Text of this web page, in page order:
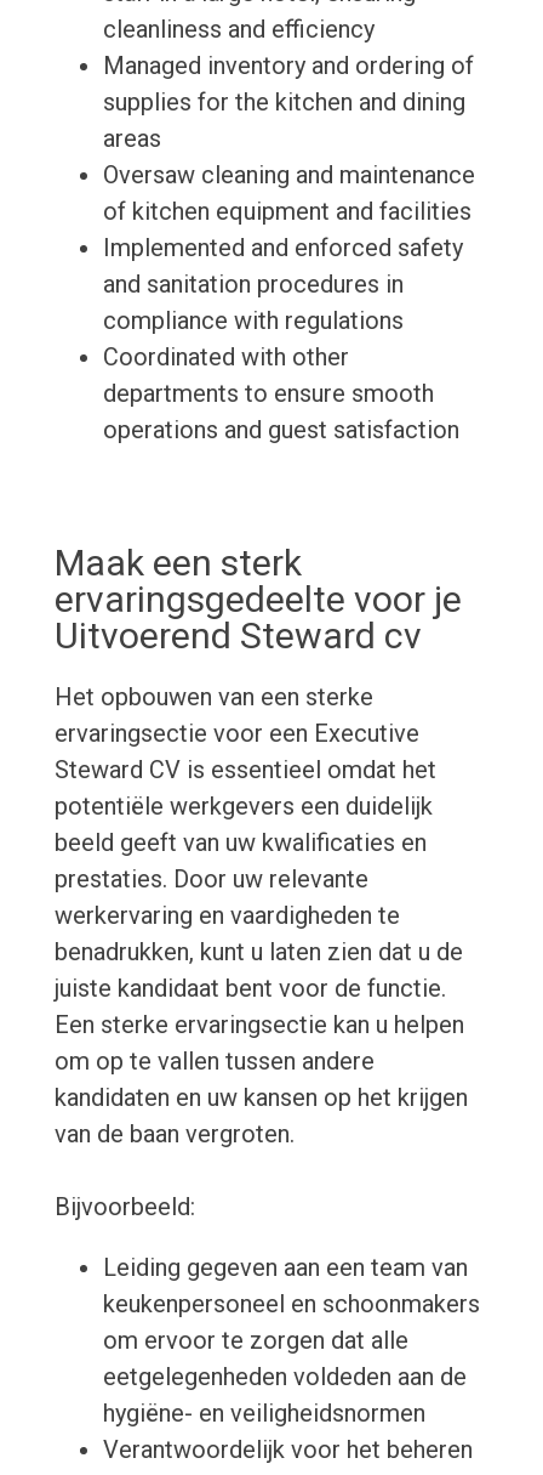
cleanliness and efficiency
Managed inventory and ordering of
supplies for the kitchen and dining
areas
Oversaw cleaning and maintenance
of kitchen equipment and facilities
Implemented and enforced safety
and sanitation procedures in
compliance with regulations
Coordinated with other
departments to ensure smooth
operations and guest satisfaction
Maak een sterk
ervaringsgedeelte voor je
Uitvoerend Steward cv
Het opbouwen van een sterke
ervaringsectie voor een Executive
Steward CV is essentieel omdat het
potentiële werkgevers een duidelijk
beeld geeft van uw kwalificaties en
prestaties. Door uw relevante
werkervaring en vaardigheden te
benadrukken, kunt u laten zien dat u de
juiste kandidaat bent voor de functie.
Een sterke ervaringsectie kan u helpen
om op te vallen tussen andere
kandidaten en uw kansen op het krijgen
van de baan vergroten.
Bijvoorbeeld:
Leiding gegeven aan een team van
keukenpersoneel en schoonmakers
om ervoor te zorgen dat alle
eetgelegenheden voldeden aan de
hygiëne- en veiligheidsnormen
Verantwoordelijk voor het beheren